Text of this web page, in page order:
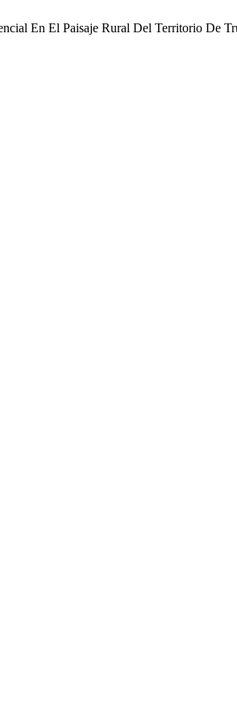
En El Paisaje Rural Del Territorio De